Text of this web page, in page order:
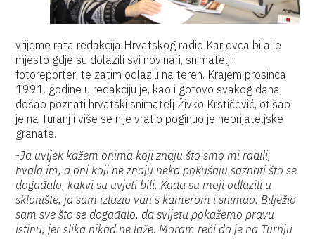
vrijeme rata redakcija Hrvatskog radio Karlovca bila je
mjesto gdje su dolazili svi novinari, snimatelji i
fotoreporteri te zatim odlazili na teren. Krajem prosinca
1991. godine u redakciju je, kao i gotovo svakog dana,
došao poznati hrvatski snimatelj Živko Krstičević, otišao
je na Turanj i više se nije vratio poginuo je neprijateljske
granate.
-Ja uvijek kažem onima koji znaju što smo mi radili,
hvala im, a oni koji ne znaju neka pokušaju saznati što se
događalo, kakvi su uvjeti bili. Kada su moji odlazili u
sklonište, ja sam izlazio van s kamerom i snimao. Bilježio
sam sve što se događalo, da svijetu pokažemo pravu
istinu, jer slika nikad ne laže. Moram reći da je na Turnju